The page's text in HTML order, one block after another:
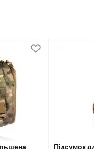
Підсумок